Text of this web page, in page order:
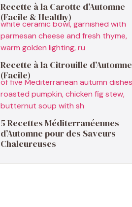
Recette à la Carotte d’Automne
(Facile & Healthy)
Recette à la Citrouille d’Automne
(Facile)
5 Recettes Méditerranéennes
d’Automne pour des Saveurs
Chaleureuses